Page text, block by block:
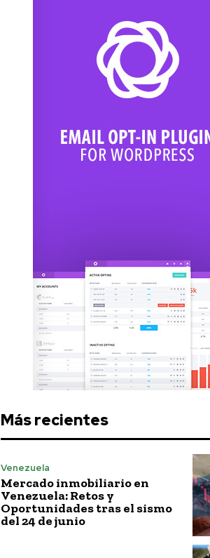
Más recientes
Venezuela
Mercado inmobiliario en
Venezuela: Retos y
Oportunidades tras el sismo
del 24 de junio